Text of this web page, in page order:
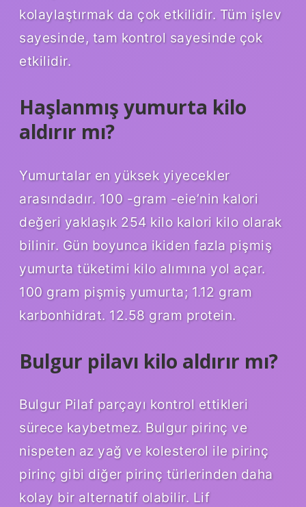
kolaylaştırmak da çok etkilidir. Tüm işlev
sayesinde, tam kontrol sayesinde çok
etkilidir.
Haşlanmış yumurta kilo
aldırır mı?
Yumurtalar en yüksek yiyecekler
arasındadır. 100 -gram -eie’nin kalori
değeri yaklaşık 254 kilo kalori kilo olarak
bilinir. Gün boyunca ikiden fazla pişmiş
yumurta tüketimi kilo alımına yol açar.
100 gram pişmiş yumurta; 1.12 gram
karbonhidrat. 12.58 gram protein.
Bulgur pilavı kilo aldırır mı?
Bulgur Pilaf parçayı kontrol ettikleri
sürece kaybetmez. Bulgur pirinç ve
nispeten az yağ ve kolesterol ile pirinç
pirinç gibi diğer pirinç türlerinden daha
kolay bir alternatif olabilir. Lif